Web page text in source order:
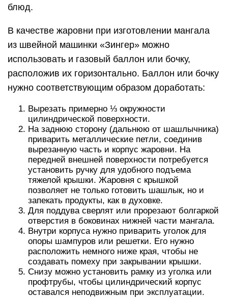
блюд.
В качестве жаровни при изготовлении мангала
из швейной машинки «Зингер» можно
использовать и газовый баллон или бочку,
расположив их горизонтально. Баллон или бочку
нужно соответствующим образом доработать:
Вырезать примерно ⅓ окружности
цилиндрической поверхности.
На заднюю сторону (дальнюю от шашлычника)
приварить металлические петли, соединив
вырезанную часть и корпус жаровни. На
передней внешней поверхности потребуется
установить ручку для удобного подъема
тяжелой крышки. Жаровня с крышкой
позволяет не только готовить шашлык, но и
запекать продукты, как в духовке.
Для поддува сверлят или прорезают болгаркой
отверстия в боковинах нижней части мангала.
Внутри корпуса нужно приварить уголок для
опоры шампуров или решетки. Его нужно
расположить немного ниже края, чтобы не
создавать помеху при закрывании крышки.
Снизу можно установить рамку из уголка или
профтрубы, чтобы цилиндрический корпус
оставался неподвижным при эксплуатации.